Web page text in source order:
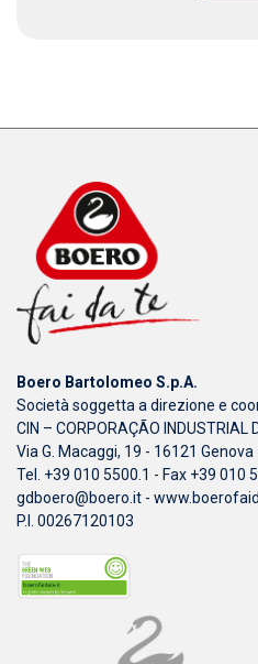
Boero Bartolomeo S.p.A.
Società soggetta a direzione e
CIN – CORPORAÇÃO INDUSTRIAL
Via G. Macaggi, 19 - 16121 Genova
Tel. +39 010 5500.1 - Fax +39 010
gdboero@boero.it -
P.I. 00267120103